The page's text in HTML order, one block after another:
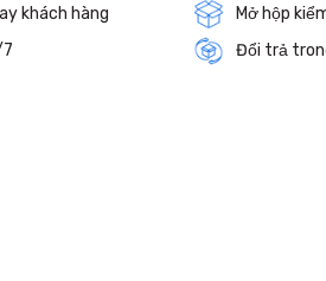
khách hàng
Mở hộp
Đổi trả